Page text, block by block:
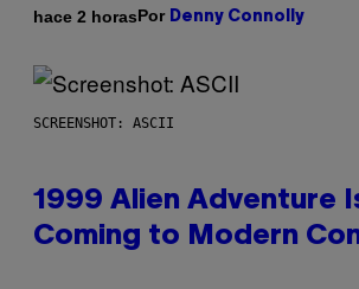
hace 2 horasPor Denny Connolly
SCREENSHOT: ASCII
1999 Alien Adventure
Coming to Modern